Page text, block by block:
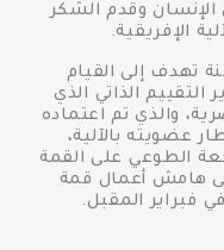
وقدم الشكر
الإفريقية.
تهدف إلى القيام
التقييم الذاتي الذي
والذي تم اعتماده
عضويته بالآلية،
الطوعي على القمة
هامش أعمال قمة
في فبراير المقبل.